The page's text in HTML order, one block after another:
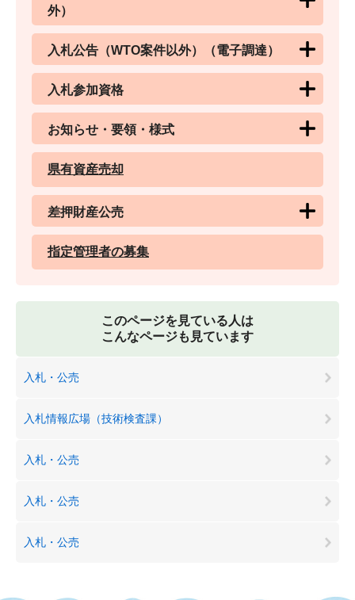
外）
入札公告（WTO案件以外）（電子調達）
入札参加資格
お知らせ・要領・様式
県有資産売却
差押財産公売
指定管理者の募集
このページを見ている人は
こんなページも見ています
入札・公売
入札情報広場（技術検査課）
入札・公売
入札・公売
入札・公売